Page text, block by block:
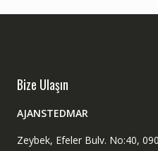
Bize Ulaşın
AJANSTEDMAR
Zeybek, Efeler Bulv. No:40,